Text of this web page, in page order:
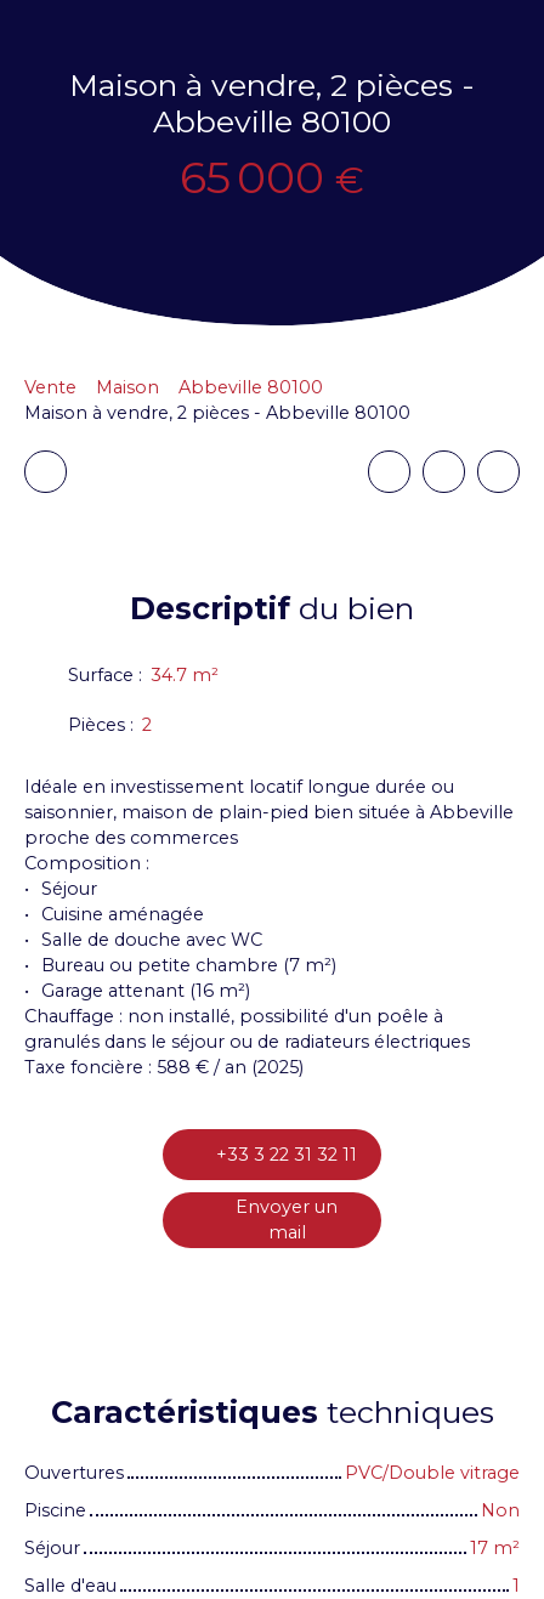
Maison à vendre, 2 pièces -
Abbeville 80100
65 000 €
Vente Maison
Abbeville 80100
Maison à vendre, 2 pièces - Abbeville 80100
Descriptifdu bien
Surface : 34.7 m²
Pièces : 2
Idéale en investissement locatif longue durée ou
saisonnier, maison de plain-pied bien située à Abbeville
proche des commerces
Composition :
Séjour
Cuisine aménagée
Salle de douche avec WC
Bureau ou petite chambre (7 m²)
Garage attenant (16 m²)
Chauffage : non installé, possibilité d'un poêle à
granulés dans le séjour ou de radiateurs électriques
Taxe foncière : 588 € / an (2025)
+33 3 22 31 32 11
Envoyer un
mail
Caractéristiques techniques
Ouvertures
PVC/Double vitrage
Piscine
Non
Séjour
17 m²
Salle d'eau
1